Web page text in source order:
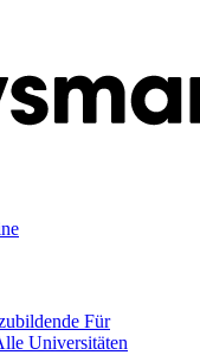
Für
Universitäten